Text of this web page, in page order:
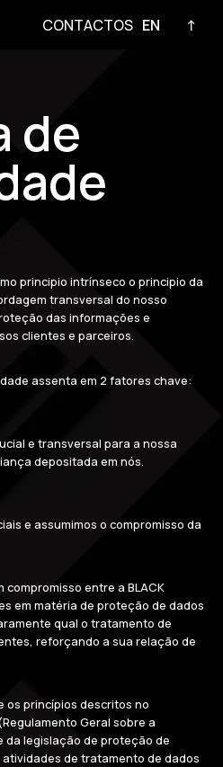
CONTACTOS EN ↑
de
principio intrínseco o principio da
transversal do nosso
das informações e
clientes e parceiros.
assenta em 2 fatores chave:
e transversal para a nossa
depositada em nós.
e assumimos o compromisso da
compromisso entre a BLACK
em matéria de proteção de dados
qual o tratamento de
reforçando a sua relação de
os princípios descritos no
Geral sobre a
da legislação de proteção de
de tratamento de dados